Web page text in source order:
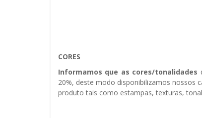
CORES
Informamos que as cores/tonalidades
20%, deste modo disponibilizamos nossos
produto tais como estampas, texturas,